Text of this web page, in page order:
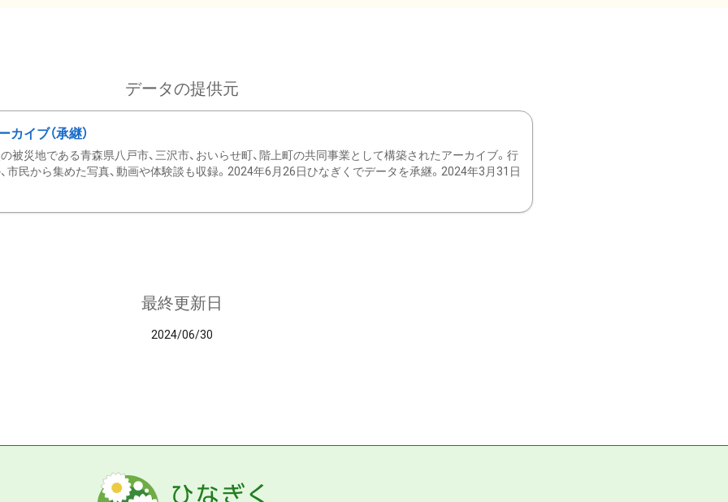
データの提供元
イブ（承継）
被災地である青森県八戸市、三沢市、おいらせ町、階上町の共同事業として構築されたアーカイブ。行
市民から集めた写真、動画や体験談も収録。2024年6月26日ひなぎくでデータを承継。2024年3月31日
最終更新日
2024/06/30